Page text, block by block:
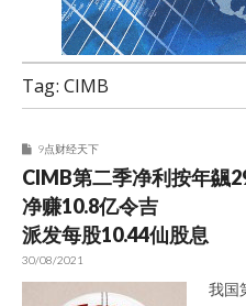
Tag: CIMB
9点财经天下
CIMB第二季净利按年飊
净赚10.8亿令吉
派发每股10.44仙股息
30/08/2021
我国